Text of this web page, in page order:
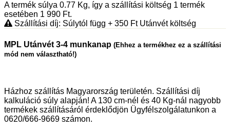
A termék súlya 0.77 Kg, így a szállítási költség 1 termék
esetében 1 990 Ft.
Szállítási díj: Súlytól függ + 350 FtUtánvét költség
MPL Utánvét 3-4 munkanap (Ehhez a termékhez ez a szállítási
mód nem választható!)
Házhoz szállítás Magyarország területén. Szállítási díj
kalkuláció súly alapján! A 130 cm-nél és 40 Kg-nál nagyobb
termékek szállításáról érdeklődjön Ügyfélszolgálatunkon a
0620/666-9669 számon.